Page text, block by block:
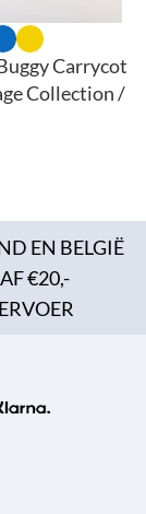
Carrycot
Collection /
EN BELGIË
€20,-